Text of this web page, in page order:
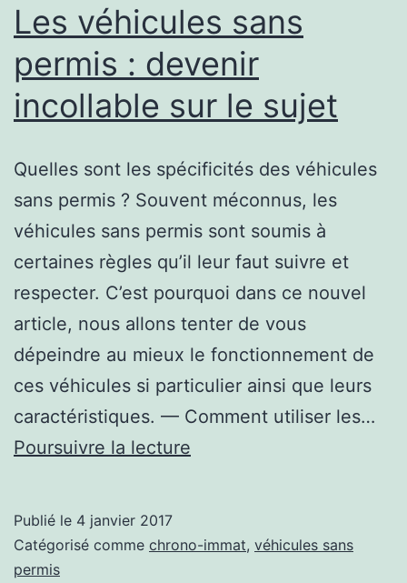
Les véhicules sans
permis : devenir
incollable sur le sujet
Quelles sont les spécificités des véhicules
sans permis ? Souvent méconnus, les
véhicules sans permis sont soumis à
certaines règles qu’il leur faut suivre et
respecter. C’est pourquoi dans ce nouvel
article, nous allons tenter de vous
dépeindre au mieux le fonctionnement de
ces véhicules si particulier ainsi que leurs
caractéristiques. — Comment utiliser les…
Poursuivre la lecture
permis
Publié le 4 janvier 2017
Catégorisé comme chrono-immat, véhicules sans
permis